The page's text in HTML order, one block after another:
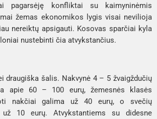
pagarsėję konfliktai su kaimyninėmis
žemas ekonomikos lygis visai nevilioja
nereiktų apsigauti. Kosovas sparčiai kyla
nustebinti čia atvykstančius.
draugiška šalis. Nakvynė 4 – 5 žvaigždučių
apie 60 – 100 eurų, žemesnės klasės
nakčiai galima už 40 eurų, o svečių
10 eurų. Atvykstantiems su didesne